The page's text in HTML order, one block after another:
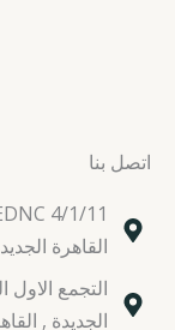
اتصل بنا
القاهرة
الجديدة ,